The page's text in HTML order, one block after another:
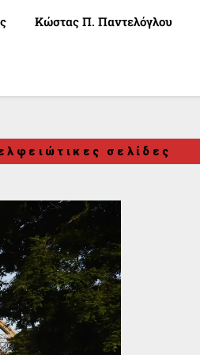
Κώστας Π. Παντελόγλου
σελίδες